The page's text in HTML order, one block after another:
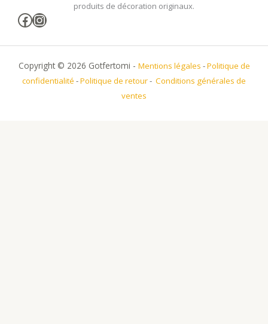
produits de décoration originaux.
Facebook
Instagram
Copyright © 2026 Gotfertomi - Mentions légales -Politique de
confidentialité -Politique de retour- Conditions générales de
ventes